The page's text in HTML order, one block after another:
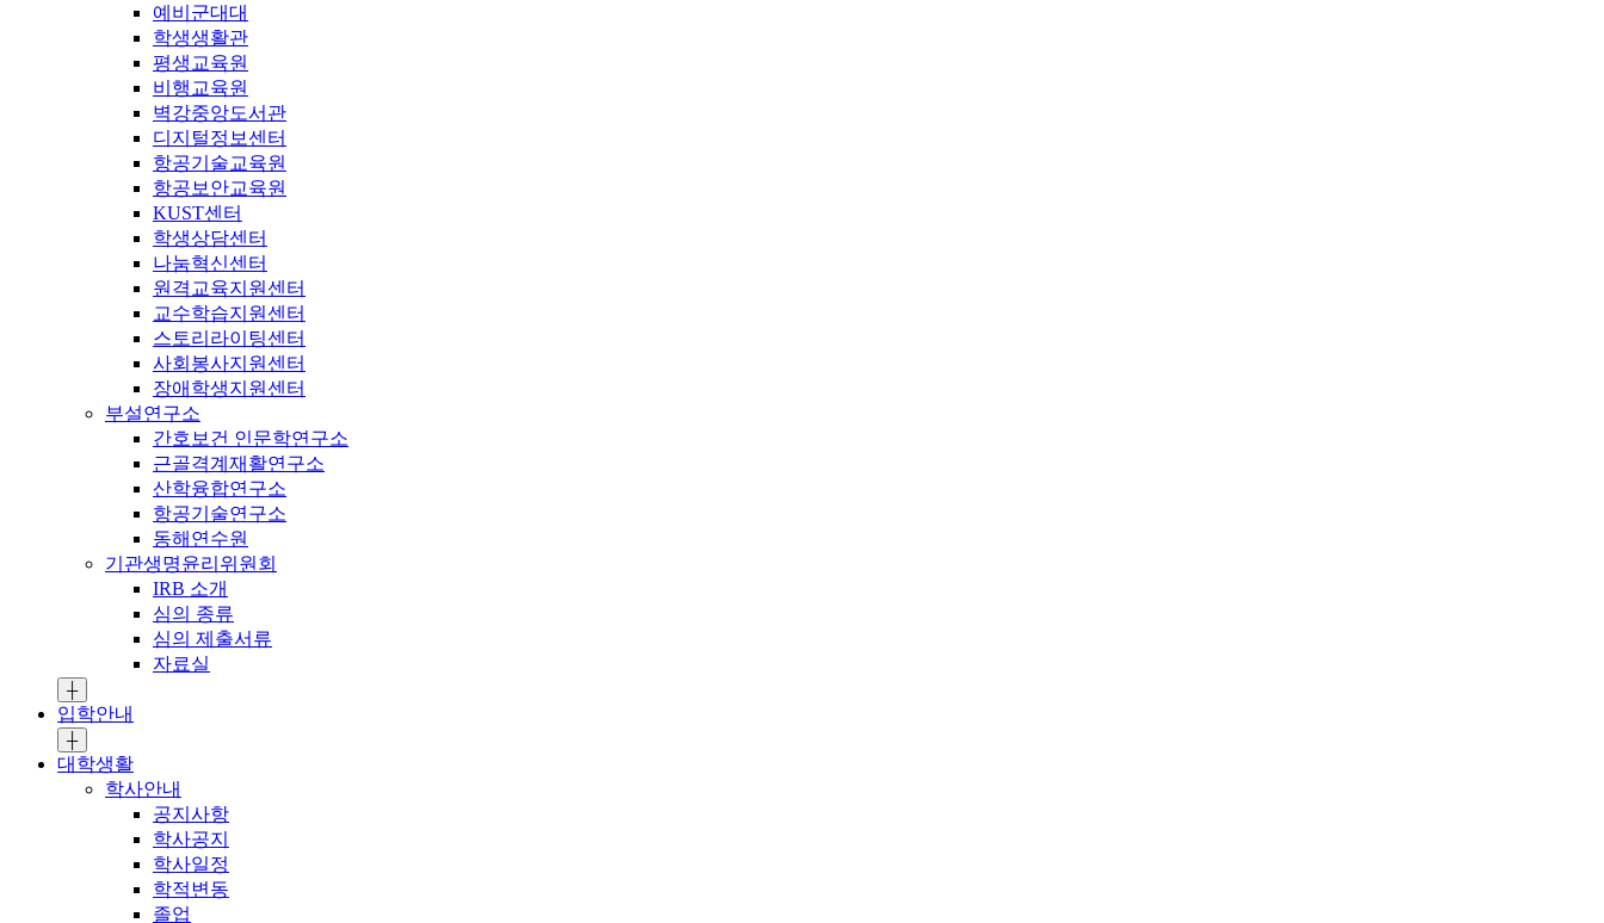
예비군대대
학생생활관
평생교육원
비행교육원
벽강중앙도서관
디지털정보센터
항공기술교육원
항공보안교육원
KUST센터
학생상담센터
나눔혁신센터
원격교육지원센터
교수학습지원센터
스토리라이팅센터
사회봉사지원센터
장애학생지원센터
부설연구소
간호보건 인문학연구소
근골격계재활연구소
산학융합연구소
항공기술연구소
동해연수원
기관생명윤리위원회
IRB 소개
심의 종류
심의 제출서류
자료실
┼
입학안내
┼
대학생활
학사안내
공지사항
학사공지
학사일정
학적변동
졸업